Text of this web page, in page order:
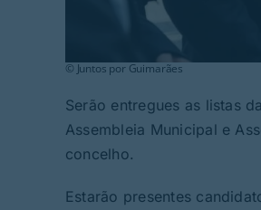
© Juntos por Guimarães
Serão entregues as listas
Assembleia Municipal e
concelho.
Estarão presentes